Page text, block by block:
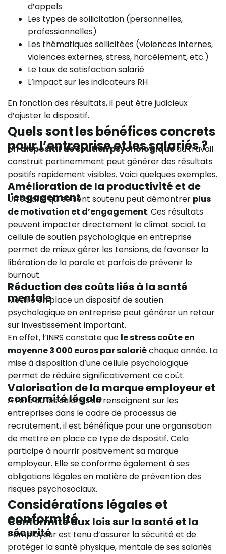
d’appels
Les types de sollicitation (personnelles,
professionnelles)
Les thématiques sollicitées (violences internes,
violences externes, stress, harcèlement, etc.)
Le taux de satisfaction salarié
L’impact sur les indicateurs RH
En fonction des résultats, il peut être judicieux
d’ajuster le dispositif.
Quels sont les bénéfices concrets
pour l’entreprise et les salariés ?
Undispositif de soutien psychologiqueau travail
construit pertinemment peut générer des résultats
positifs rapidement visibles. Voici quelques exemples.
Amélioration de la productivité et de
l'engagement
Un salarié qui se sent soutenu peut démontrer plus
de motivation et d’engagement. Ces résultats
peuvent impacter directement le climat social. La
cellule de soutien psychologique en entreprise
permet de mieux gérer les tensions, de favoriser la
libération de la parole et parfois de prévenir le
burnout.
Réduction des coûts liés à la santé
mentale
Mettre en place un dispositif de soutien
psychologique en entreprise peut générer un retour
sur investissement important.
En effet, l’INRS constate que le stress coûte en
moyenne 3 000 euros par salariéchaque année. La
mise à disposition d’une cellule psychologique
permet de réduire significativement ce coût.
Valorisation de la marque employeur et
conformité légale
A l’ère où les salariés se renseignent sur les
entreprises dans le cadre de processus de
recrutement, il est bénéfique pour une organisation
de mettre en place ce type de dispositif. Cela
participe à nourrir positivement sa marque
employeur. Elle se conforme également à ses
obligations légales en matière de prévention des
risques psychosociaux.
Considérations légales et
conformité
Conformité aux lois sur la santé et la
sécurité
L’employeur est tenu d’assurer la sécurité et de
protéger la santé physique, mentale de ses salariés